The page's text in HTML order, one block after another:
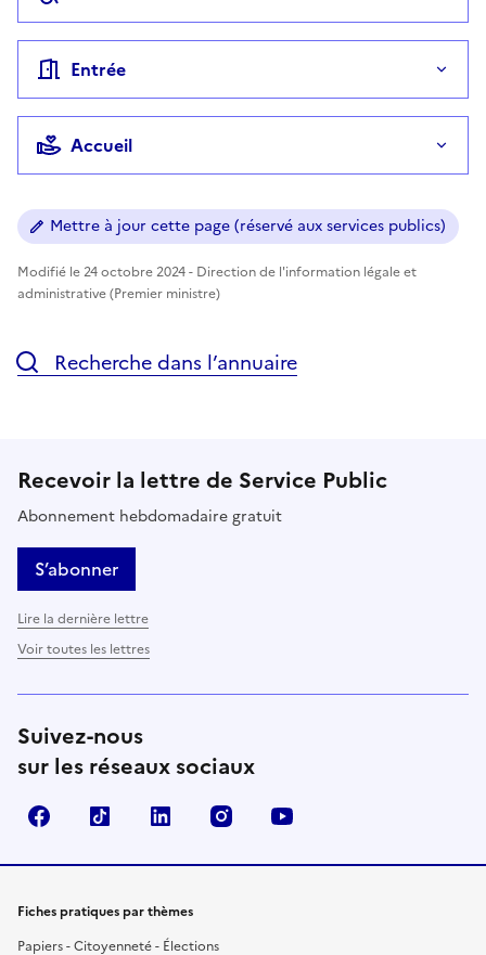
Entrée
Accueil
Mettre à jour cette page (réservé aux services publics)
Modifié le 24 octobre 2024 - Direction de l'information légale et
administrative (Premier ministre)
Recherche dans l’annuaire
Recevoir la lettre de Service Public
Abonnement hebdomadaire gratuit
S’abonner
Lire la dernière lettre
Voir toutes les lettres
Suivez-nous
sur les réseaux sociaux
FacebookTikTok LinkedIn Instagram
Fiches pratiques par thèmes
Papiers - Citoyenneté - Élections